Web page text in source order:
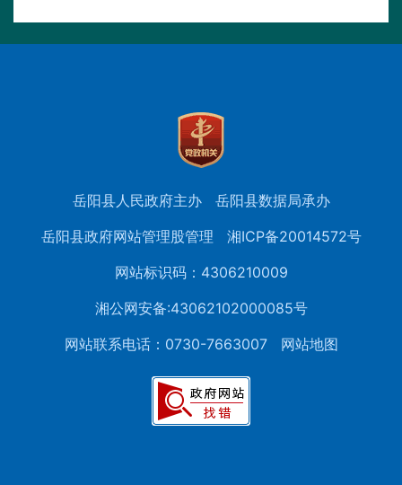
岳阳县人民政府主办
岳阳县数据局承办
岳阳县政府网站管理股管理
湘ICP备20014572号
网站标识码：4306210009
湘公网安备:43062102000085号
网站联系电话：0730-7663007
网站地图